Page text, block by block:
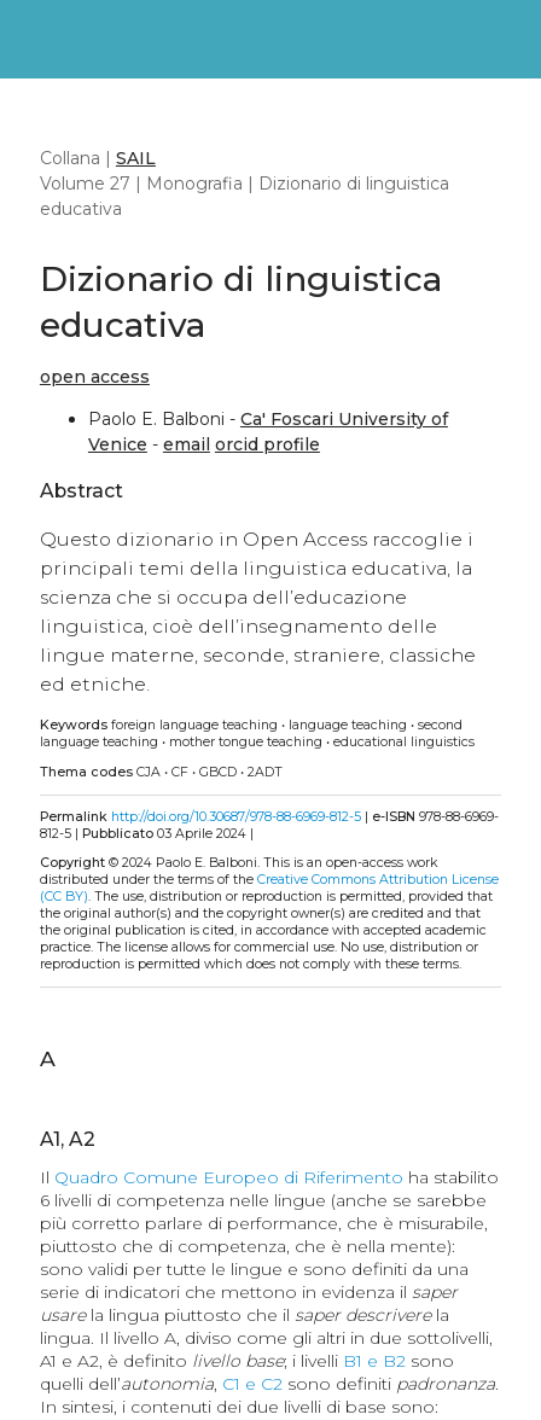
Collana | SAIL
Volume 27 | Monografia | Dizionario di linguistica
educativa
Dizionario di linguistica
educativa
open access
Paolo E. Balboni - Ca' Foscari University of
Venice - email orcid profile
Abstract
Questo dizionario in Open Access raccoglie i
principali temi della linguistica educativa, la
scienza che si occupa dell’educazione
linguistica, cioè dell’insegnamento delle
lingue materne, seconde, straniere, classiche
ed etniche.
Keywords foreign language teaching • language teaching • second
language teaching • mother tongue teaching • educational linguistics
Thema codes CJA• CF• GBCD• 2ADT
Permalink http://doi.org/10.30687/978-88-6969-812-5| e-ISBN 978-88-6969-
812-5 | Pubblicato03 Aprile 2024 |
Copyright© 2024 Paolo E. Balboni. This is an open-access work
distributed under the terms of the Creative Commons Attribution License
(CC BY). The use, distribution or reproduction is permitted, provided that
the original author(s) and the copyright owner(s) are credited and that
the original publication is cited, in accordance with accepted academic
practice. The license allows for commercial use. No use, distribution or
reproduction is permitted which does not comply with these terms.
A
A1, A2
Il Quadro Comune Europeo di Riferimento ha stabilito
6 livelli di competenza nelle lingue (anche se sarebbe
più corretto parlare di performance, che è misurabile,
piuttosto che di competenza, che è nella mente):
sono validi per tutte le lingue e sono definiti da una
serie di indicatori che mettono in evidenza il saper
usare la lingua piuttosto che il saper descriverela
lingua. Il livello A, diviso come gli altri in due sottolivelli,
A1 e A2, è definito livello base; i livelli B1 e B2sono
quelli dell’autonomia, C1 e C2sono definiti padronanza.
In sintesi, i contenuti dei due livelli di base sono: